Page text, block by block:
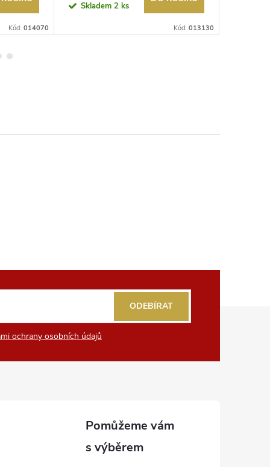
Kód: 014070
Skladem 2 ks
Kód: 013130
ochrany osobních údajů
ODEBÍRAT